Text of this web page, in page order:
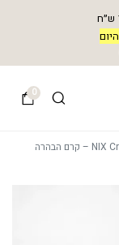
0
NIX Cream – קרם הבהרה